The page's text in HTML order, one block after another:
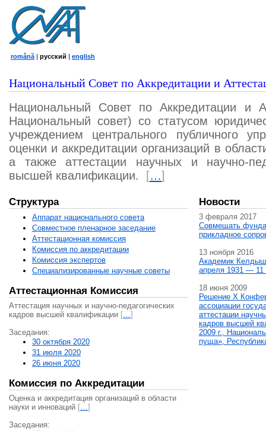
română | русский | english
Национальный Совет по Аккредитации и
Национальный Совет по Аккредитации и
Национальный совет) со статусом
учреждением центрального публичного
оценки и аккредитации организаций в
а также аттестации научных и научно-
высшей квалификации.
[…]
Структура
Аппарат национального совета
Совместное пленарное заседание
Аттестационная комисcия
Комиссия по аккредитации
Комиссия экспертов
Специализированные научные советы
Аттестационная Комиссия
Аттестация научных и научно-педагогических
кадров высшей квалификации […]
Заседания:
30 октября 2020
31 июля 2020
26 июня 2020
Комиссия по Аккредитации
Оценка и аккредитация организаций в области
науки и инноваций […]
Заседания:
Новости
3 февраля 2017
Совмещать
прикладное
13 ноября 2016
Академик
апреля 1931 — 11
18 июня 2009
Решение X
ассоциации
аттестации
кадров высшей
2009 г.,
пуща»,